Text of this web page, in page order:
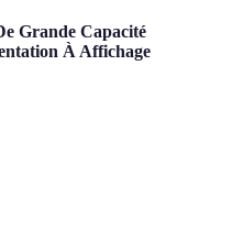
Grande Capacité
À Affichage